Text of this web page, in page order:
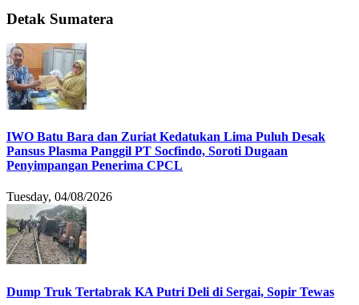
Detak Sumatera
IWO Batu Bara dan Zuriat Kedatukan Lima Puluh Desak
Pansus Plasma Panggil PT Socfindo, Soroti Dugaan
Penyimpangan Penerima CPCL
Tuesday, 04/08/2026
Dump Truk Tertabrak KA Putri Deli di Sergai, Sopir Tewas